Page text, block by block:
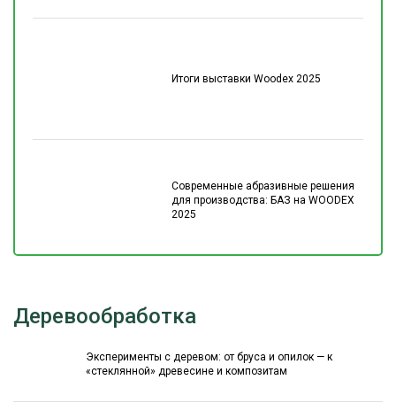
Итоги выставки Woodex 2025
Современные абразивные решения
для производства: БАЗ на WOODEX
2025
Деревообработка
Эксперименты с деревом: от бруса и опилок — к
«стеклянной» древесине и композитам